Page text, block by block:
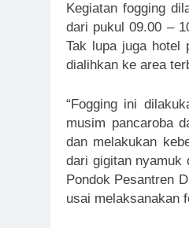
Kegiatan fogging
dari pukul 09.00 –
Tak lupa juga hotel
dialihkan ke area
“Fogging ini
musim pancaroba
dan melakukan
dari gigitan nyamuk
Pondok Pesantren
usai melaksanakan